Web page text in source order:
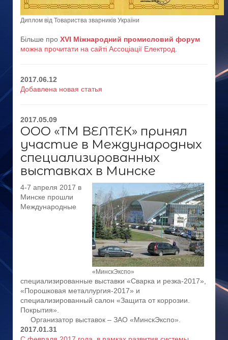
Диплом від Товариства зварників України
Більше про XVI Міжнародний промисловий форум
можна прочитати на сайті Ассоціації Електрод
2017.06.12
Добавлена новая статья
2017.05.09
ООО «ТМ ВЕЛТЕК» принял
участие в Международных
специализированных
выставках в Минске
«МинскЭкспо»
4-7 апреля 2017 в
Минске прошли
Международные
специализированные выставки «Сварка и резка-2017»,
«Порошковая металлургия-2017» и
специализированный салон «Защита от коррозии.
Покрытия».
Организатор выставок – ЗАО «МинскЭкспо».
2017.01.31